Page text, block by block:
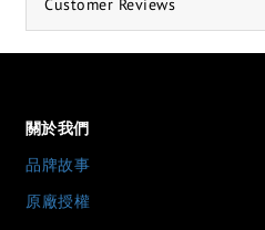
Customer Reviews
關於我們
品牌故事
原廠授權